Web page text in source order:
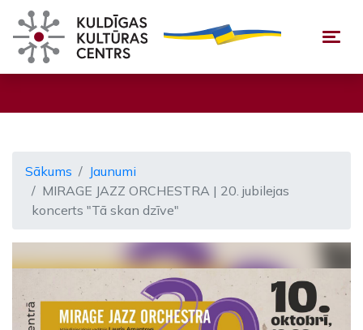
Sākums
Jaunumi
MIRAGE JAZZ ORCHESTRA | 20. jubilejas
koncerts "Tā skan dzīve"